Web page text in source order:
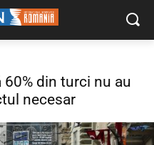
din turci nu au
necesar